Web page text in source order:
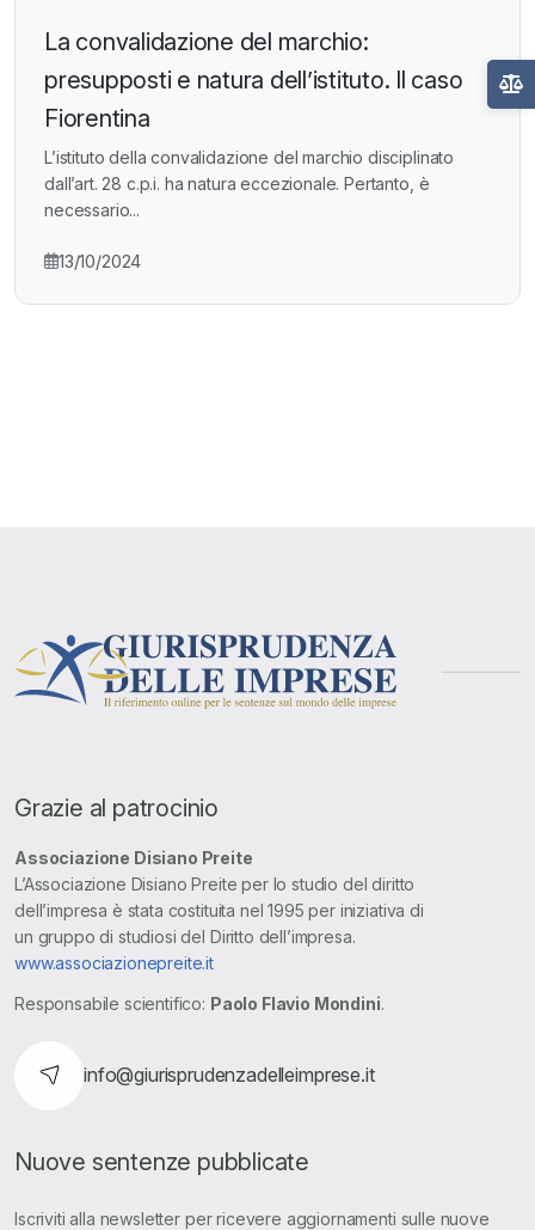
La convalidazione del marchio:
presupposti e natura dell’istituto. Il caso
Fiorentina
L’istituto della convalidazione del marchio disciplinato
dall’art. 28 c.p.i. ha natura eccezionale. Pertanto, è
necessario...
13/10/2024
Grazie al patrocinio
Associazione Disiano Preite
L’Associazione Disiano Preite per lo studio del diritto
dell’impresa è stata costituita nel 1995 per iniziativa di
un gruppo di studiosi del Diritto dell’impresa.
www.associazionepreite.it
Responsabile scientifico: Paolo Flavio Mondini.
info@giurisprudenzadelleimprese.it
Nuove sentenze pubblicate
Iscriviti alla newsletter per ricevere aggiornamenti sulle nuove